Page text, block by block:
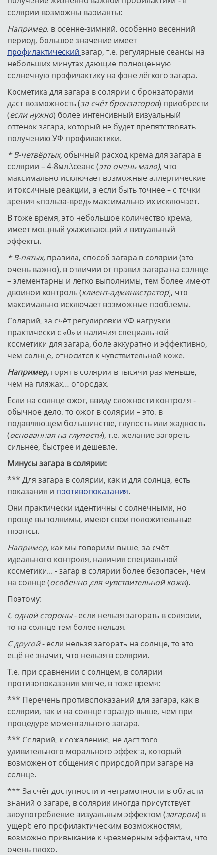
солярии возможны варианты:
Например, в осенне-зимний, особенно весенний
период, большое значение имеет
профилактический загар, т.е. регулярные сеансы на
небольших минутах дающие полноценную
солнечную профилактику на фоне лёгкого загара.
Косметика для загара в солярии с бронзаторами
даст возможность (за счёт бронзаторов) приобрести
(если нужно) более интенсивный визуальный
оттенок загара, который не будет препятствовать
получению УФ профилактики.
* В-четвёртых, обычный расход крема для загара в
солярии – 4-8мл.\сеанс (это очень мало), что
максимально исключает возможные аллергические
и токсичные реакции, а если быть точнее – с точки
зрения «польза-вред» максимально их исключает.
В тоже время, это небольшое количество крема,
имеет мощный ухаживающий и визуальный
эффекты.
* В-пятых, правила, способ загара в солярии (это
очень важно), в отличии от правил загара на солнце
– элементарны и легко выполнимы, тем более имеют
двойной контроль (клиент-администратор), что
максимально исключает возможные проблемы.
Солярий, за счёт регулировки УФ нагрузки
практически с «0» и наличия специальной
косметики для загара, боле аккуратно и эффективно,
чем солнце, относится к чувствительной коже.
Например, горят в солярии в тысячи раз меньше,
чем на пляжах… огородах.
Если на солнце ожог, ввиду сложности контроля -
обычное дело, то ожог в солярии – это, в
подавляющем большинстве, глупость или жадность
(основанная на глупости), т.е. желание загореть
сильнее, быстрее и дешевле.
Минусы загара в солярии:
*** Для загара в солярии, как и для солнца, есть
показания и противопоказания.
Они практически идентичны с солнечными, но
проще выполнимы, имеют свои положительные
нюансы.
Например, как мы говорили выше, за счёт
идеального контроля, наличия специальной
косметики... - загар в солярии более безопасен, чем
на солнце (особенно для чувствительной кожи).
Поэтому:
С одной стороны- если нельзя загорать в солярии,
то на солнце тем более нельзя.
С другой- если нельзя загорать на солнце, то это
ещё не значит, что нельзя в солярии.
Т.е. при сравнении с солнцем, в солярии
противопоказания мягче, в тоже время:
*** Перечень противопоказаний для загара, как в
солярии, так и на солнце гораздо выше, чем при
процедуре моментального загара.
*** Солярий, к сожалению, не даст того
удивительного морального эффекта, который
возможен от общения с природой при загаре на
солнце.
*** За счёт доступности и неграмотности в области
знаний о загаре, в солярии иногда присутствует
злоупотребление визуальным эффектом (загаром) в
ущерб его профилактическим возможностям,
возможно привыкание к чрезмерным эффектам, что
очень плохо.